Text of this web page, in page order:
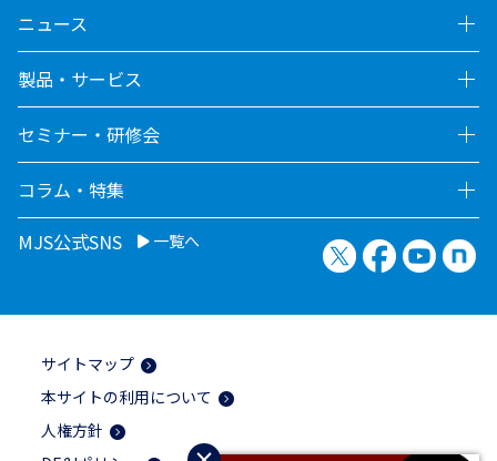
ニュース
製品・サービス
セミナー・研修会
コラム・特集
MJS公式SNS
一覧へ X（旧Twitter）
Facebook
サイトマップ
本サイトの利用について
人権方針